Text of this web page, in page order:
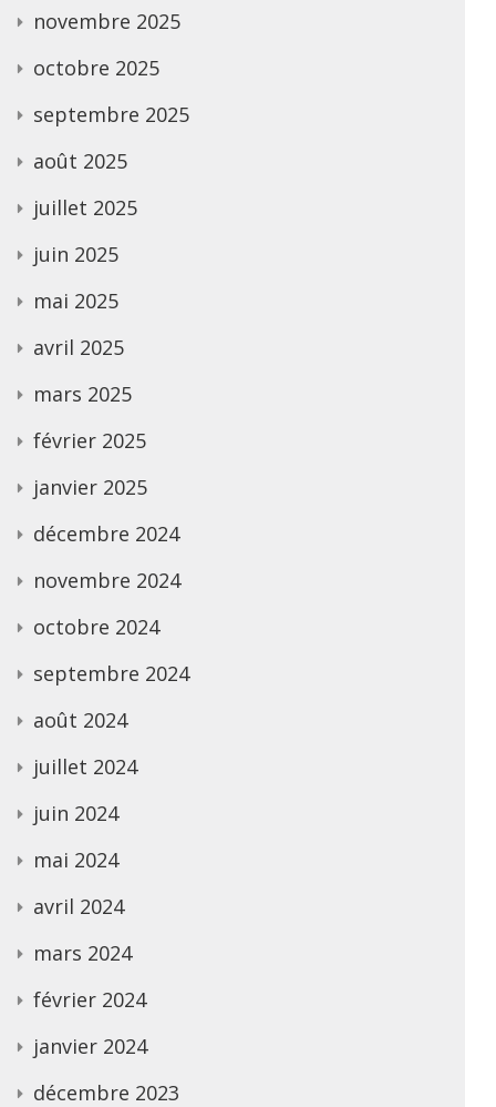
novembre 2025
octobre 2025
septembre 2025
août 2025
juillet 2025
juin 2025
mai 2025
avril 2025
mars 2025
février 2025
janvier 2025
décembre 2024
novembre 2024
octobre 2024
septembre 2024
août 2024
juillet 2024
juin 2024
mai 2024
avril 2024
mars 2024
février 2024
janvier 2024
décembre 2023